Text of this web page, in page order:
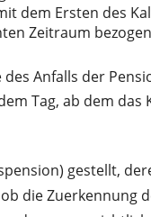
dem Ersten des
Zeitraum
Anfalls der
Tag, ab dem
gestellt,
die